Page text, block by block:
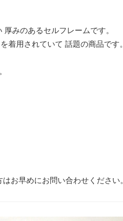
みのあるセルフレームです。
着用されていて 話題の商品です。
お早めにお問い合わせください。